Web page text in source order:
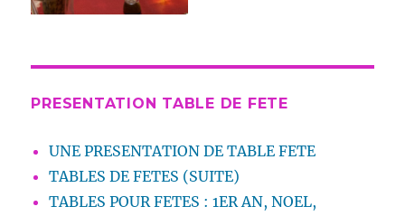
PRESENTATION TABLE DE FETE
UNE PRESENTATION DE TABLE FETE
TABLES DE FETES (SUITE)
TABLES POUR FETES : 1ER AN, NOEL,